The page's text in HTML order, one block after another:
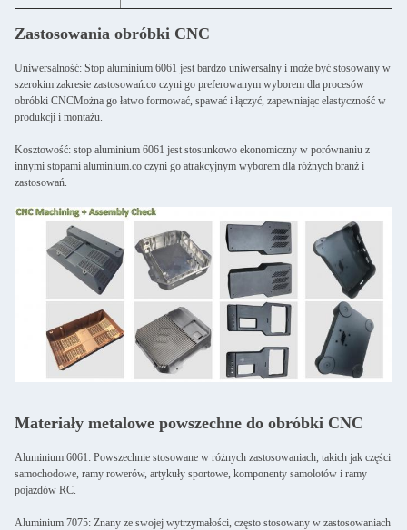
Zastosowania obróbki CNC
Uniwersalność: Stop aluminium 6061 jest bardzo uniwersalny i może być stosowany w
szerokim zakresie zastosowań.co czyni go preferowanym wyborem dla procesów
obróbki CNCMożna go łatwo formować, spawać i łączyć, zapewniając elastyczność w
produkcji i montażu.
Kosztowość: stop aluminium 6061 jest stosunkowo ekonomiczny w porównaniu z
innymi stopami aluminium.co czyni go atrakcyjnym wyborem dla różnych branż i
zastosowań.
Materiały metalowe powszechne do obróbki CNC
Aluminium 6061: Powszechnie stosowane w różnych zastosowaniach, takich jak części
samochodowe, ramy rowerów, artykuły sportowe, komponenty samolotów i ramy
pojazdów RC.
Aluminium 7075: Znany ze swojej wytrzymałości, często stosowany w zastosowaniach